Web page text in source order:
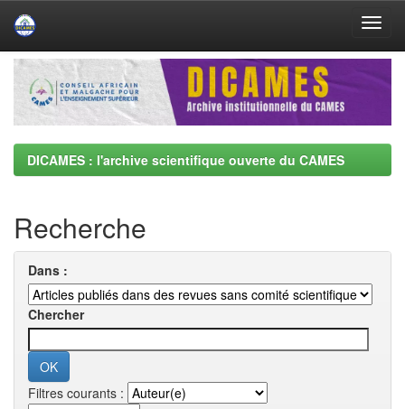
Skip
navigation
DICAMES : l'archive scientifique ouverte du CAMES
Recherche
Dans :
Chercher
Filtres courants :